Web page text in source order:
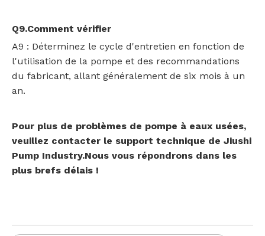
Q9.Comment vérifier
A9 : Déterminez le cycle d'entretien en fonction de
l'utilisation de la pompe et des recommandations
du fabricant, allant généralement de six mois à un
an.
Pour plus de problèmes de pompe à eaux usées,
veuillez contacter le support technique de Jiushi
Pump Industry.Nous vous répondrons dans les
plus brefs délais !